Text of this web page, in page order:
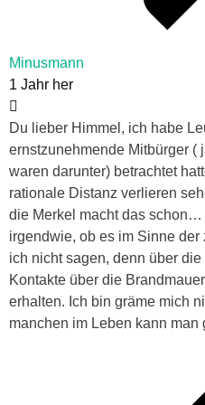
Minusmann
1 Jahr her
Du lieber Himmel, ich habe
ernstzunehmende Mitbürger (
waren darunter) betrachtet
rationale Distanz verlieren
die Merkel macht das schon…
irgendwie, ob es im Sinne
ich nicht sagen, denn über
Kontakte über die
erhalten. Ich bin gräme mich
manchen im Leben kann man